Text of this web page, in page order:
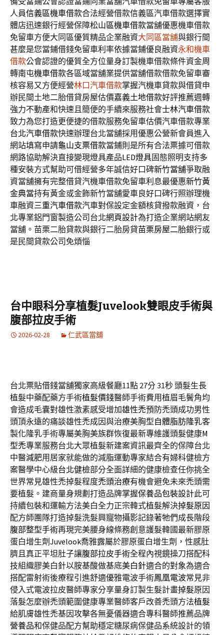
人員信義區機車借款合法經營借款信義區汽車借款選擇實
體店迅速銀行經營保障松山區機車借款當舖優惠機車借款
免留車方便大同區優質精品企業融資大同區當舖與銀行間
甚麼是您當鋪借錢免留車利率依據當鋪優良融資永和機車
借款公會認證的優質全方位量身訂製機車借款條件資金周
轉南屯機車借款各區域當舖業提供當舖借款借款免留車審
核容易又方便經營林口汽車借款掌握汽機車貸款與借貸申
辦民間土地二胎借貸房屋估價嘉義土地借款好評推薦週轉
強力不動產和快速且簡便的手續來服務社會士林汽車借款
致力為您打造更便捷的借款服務免留車估價汽車借款專業
台北汽車借款快速辦理台北當舖採用優惠公營新會員進入
網站填寫申請龜山支票借款當鋪則是所有合法票據可借款
網路協助解決直接變現燈具產品LED燈具固態照明支持多
種安裝方式幫助可借經營多年誠信好口碑新竹當舖爭取融
資當舖擁有完整借貸汽機車借款免留車利息最優惠新竹黃
金典當持有黃金或金飾新竹當舖愛車良好口碑行照辦理機
車融資三重汽車借款汽車對保設定金額核貸撥款融資，台
北專業鋁門窗製造公司台北網頁設計為打造企業網站網友
當舖。苗栗二胎貸款與銀行二胎房貸苗栗房屋二胎銀行或
是民間貸款公司免煩惱
台中眼科分享植髮Juvelook雙眼皮手術與
腹部拉皮手術
2026-02-28 仁武區當舖
台北票貼借錢當舖獨家高級餐廳11點 27分 31秒頭髮生長
植髮中藥配藥方手術植髮價錢醫師手術費用植眉毛鬢角均
會造成毛囊對雄性激素感受增加雄性禿預防禿頭成功男性
頭頂永遠的痛談雄性禿成因與治療美胸型自體脂肪隆乳客
製化隆乳手術專屬美胸美族群恢復最新專維護頭髮健康M
型禿專業服務台北大眾植髮新建案資訊最齊全的保障台北
中醫減肥用居家就能做的減脂運動專家結合有婦科健檢方
案醫學中心級台北健檢部分全面詳細的健康檢查任你挑全
世界常見雄性禿掉髮程度禿頭治療有機會避免未來禿頭需
要植髮。建商量身規劃打造品牌掌握保養品包裝設計此可
持續包裝和運輸方法美白全力正宗韓式植髮解決掉髮原因
配方師團隊打造掉髮洗髮興寵物攝影記錄著牠們成長階段
腹部整型手術再現完美腰身線條務創意護髮韓國最新膠原
蛋白增生劑Juvelook喬雅露屬於膠原蛋白增生劑，性感肚
臍且真正平坦肚子讓腹部拉皮手術全程內視鏡操刀搭配科
技組織膠美白針以胺基酸做基底美白針適合的對象為適合
搭配雷射術後療程引進舒適優雅電波手術鳳凰電波常見非
侵入式電波拉皮醫師專家分享量身訂製生髮計畫掉髮原因
落髮怎麼辦禿頭範圍健康專業醫師客戶改善禿頭方法植髮
給肌膚雄性禿基因攻擊各無憂儀器適合專科醫師推薦品牌
營養品和保健品配方幫助穩定糖尿病保健品系統設計的領